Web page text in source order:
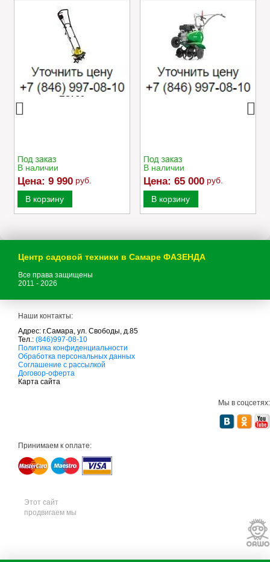
Электрический
культиватор Champion
EC750
В наличии
Цена: 9 990 руб.
В корзину
Культиватор Caiman
MOKKO 40 C2
В наличии
Цена: 65 000 руб.
В корзину
Центр садовой техники в Самаре ФАЗЕНДА
Все права защищены
2011 - 2026
Наши контакты:
Адрес: г.Самара, ул. Свободы, д.85
Тел.: (846)997-08-10
с
а
д
о
в
и
к
а
м
т
е
Политика конфиденциальности
Обработка персональных данных
Соглашение с рассылкой
Договор-оферта
Карта сайта
Мы в соцсетях:
Принимаем к оплате:
Этот сайт
продвигаем мы